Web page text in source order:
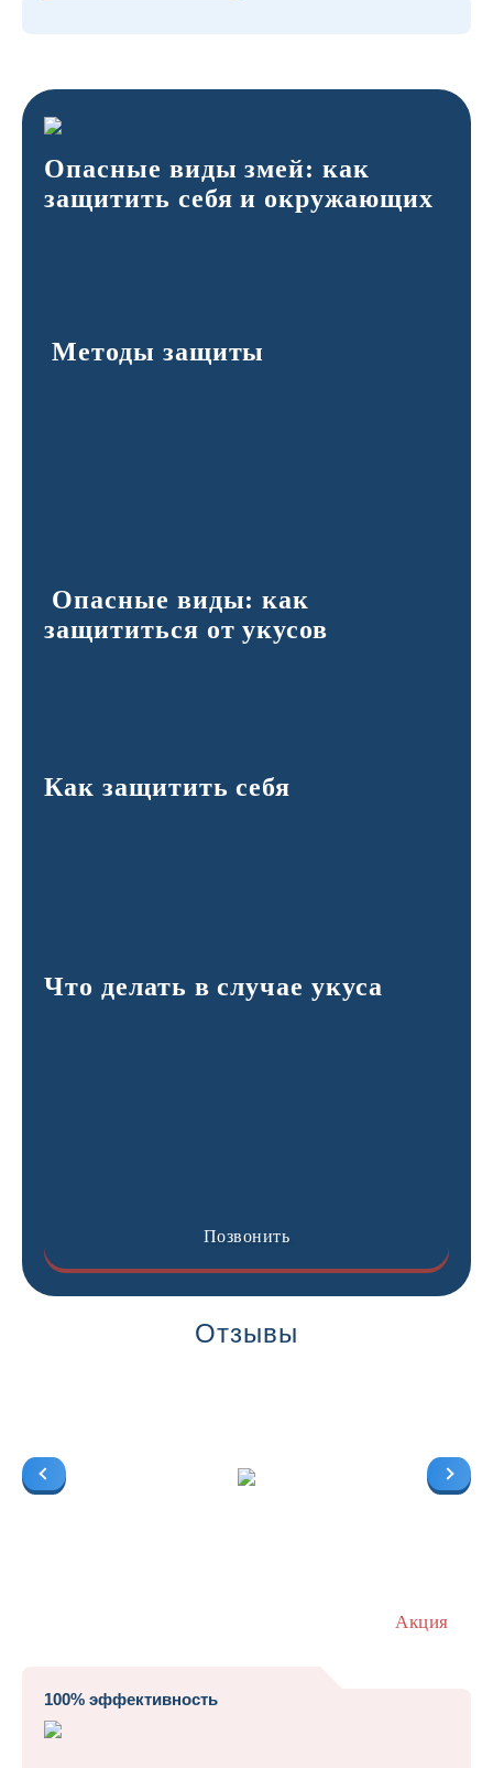
Отзывы
Акция
100% эффективность
Опасные виды змей: как
защитить себя и окружающих
Методы защиты
Опасные виды: как
защититься от укусов
Как защитить себя
Что делать в случае укуса
Позвонить